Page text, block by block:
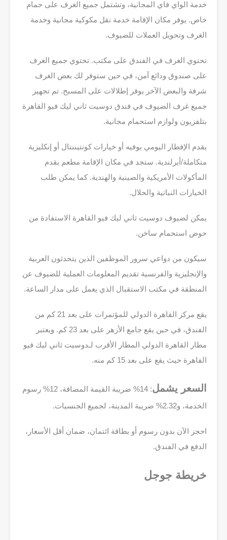
خدمة الواي فاي المجانية، وتشتمل جميع الغرف على حمام
خاص. يوفر مكان الإقامة خدمة نقل مكوكية مجانية وخدمة
الغرف وتحويل العملات للضيوف.
تحتوي الغرف في الفندق على مكتب. تحتوي جميع الغرف
على صندوق ودائع آمن، في حين ستوفر لك بعض الغرف
شرفة والبعض الآخر يوفر إطلالات على المسبح. تم تجهيز
جميع غرف الضيوف في فندق دوسيت ثاني ليك فيو القاهرة
بتلفزيون ولوازم استحمام مجانية.
يقدم الإفطار اليومي بوفيه أو خيارات كونتيننتال أو إنكليزية
متكاملة/أيرلندية. ستجد في مكان الإقامة مطعم يقدم
المأكولات الأمريكية والصينية والهندية. كما يمكن طلب
الخيارات النباتية والحلال.
يمكن لضيوف دوسيت ثاني ليك فيو القاهرة الاستفادة من
حوض استحمام ساخن.
سيكون من دواعي سرور الموظفين الذين يتحدثون العربية
والإنجليزية والفرنسية تقديم المعلومات العملية للضيوف عن
المنطقة في مكتب الاستقبال الذي يعمل على مدار الساعة.
يقع مركز القاهرة الدولي للمؤتمرات على بعد 21 كم من
الفندق، في حين يقع جامع الأزهر على بعد 23 كم. ويعتبر
مطار القاهرة الدولي المطار الأقرب لـدوسيت ثاني ليك فيو
القاهرة حيث يقع على بعد 15 كم منه.
السعر يشمل
: 14% ضريبة القيمة المضافة، 12% رسوم
الخدمة، و2.32% ضريبة المدينة، لجميع الجنسيات.
احجز الآن بدون رسوم أو بطاقة ائتمان، ضمان أقل الأسعار،
الدفع في الفندق.
خريطة جوجل